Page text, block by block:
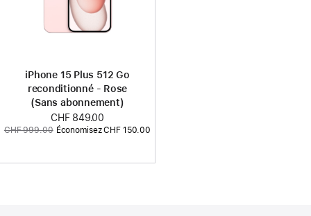
iPhone 15 Plus 512 Go
reconditionné - Rose
(Sans abonnement)
Nouveau
prix
CHF 849.00
Ancien
CHF 999.00 Économisez CHF 150.00